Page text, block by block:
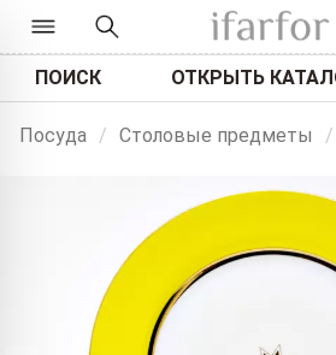
ПОИСК ОТКРЫТЬ
Посуда / Столовые предметы /